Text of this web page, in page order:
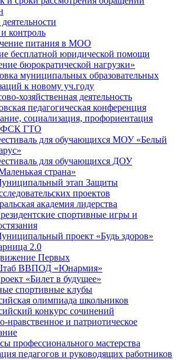
контроль
питания в МОО
бесплатной юридической помощи
бюрократической нагрузки»
муниципальных образовательных
к новому уч.году
хозяйственная деятельность
педагогическая конференция
социализация, профориентация
ГТО
для обучающихся МОУ «Белый
для обучающихся ДОУ
страна»
этап Защиты
проектов
академия лидерства
спортивные игры и
проект «Будь здоров»
2.0
Первых
ВВПОД «Юнармия»
«Билет в будущее»
спортивные клубы
олимпиада школьников
конкурс сочинений
нравственное и патриотическое
профессионального мастерства
педагогов и руководящих работников